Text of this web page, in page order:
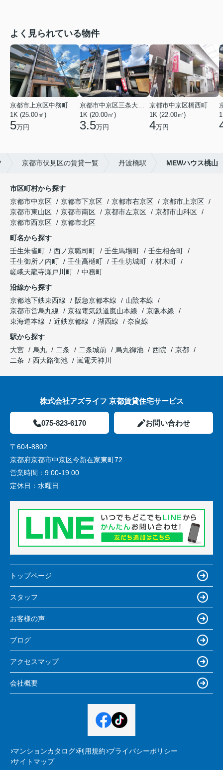
よく見られている物件
京都市上京区中務町
1K (25.00㎡)
5万円
京都市中京区三条大宮町
1K (20.00㎡)
3.5万円
京都市中京区橋西町
1K (22.00㎡)
4万円
京都市伏見区の賃貸一覧 丹波橋駅 MEWハウス桃山
市区町村から探す
京都市中京区
京都市下京区 京都市右京区
京都市上京区
京都市東山区
京都市南区 京都市左京区
京都市山科区
京都市西京区
京都市北区
町名から探す
壬生朱雀町
西ノ京職司町 壬生馬場町
壬生相合町
壬生御所ノ内町
壬生高樋町 壬生坊城町
材木町
嵯峨天龍寺瀬戸川町
中務町
沿線から探す
京都地下鉄東西線
阪急京都本線
山陰本線
京都市営烏丸線
京福電気鉄道嵐山本線
京阪本線
東海道本線
近鉄京都線 湖西線
奈良線
駅から探す
大宮
烏丸 二条 二条城前 烏丸御池 西院
京都
二条
西大路御池 嵐電天神川
株式会社アズライフ 京都賃貸住宅サービス
075-823-6170 お問い合わせ
〒604-8802
京都府京都市中京区今新在家東町72
営業時間： 9:00-19:00
定休日： 水曜日
トップページ
スタッフ
お客様の声
ブログ
アクセスマップ
会社概要
マンションカタログ 利用規約 プライバシーポリシー
サイトマップ